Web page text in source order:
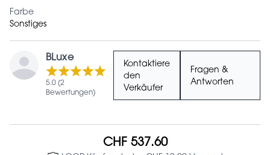
Farbe
Sonstiges
BLuxe
5.0 (2
Bewertungen)
Kontaktiere
den
Verkäufer
Fragen &
Antworten
CHF 537.60